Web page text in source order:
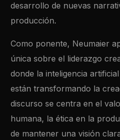
desarrollo de nuevas
producción.
Como ponente, Neumaier
única sobre el liderazgo
donde la inteligencia
están transformando la
discurso se centra en el
humana, la ética en la
de mantener una visión